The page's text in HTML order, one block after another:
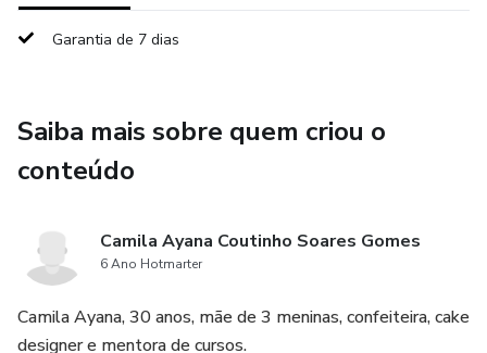
✅ Ebook exclusivo
Garantia de 7 dias
Saiba mais sobre quem criou o
conteúdo
Camila Ayana Coutinho Soares Gomes
6 Ano Hotmarter
Camila Ayana, 30 anos, mãe de 3 meninas, confeiteira, cake
designer e mentora de cursos.